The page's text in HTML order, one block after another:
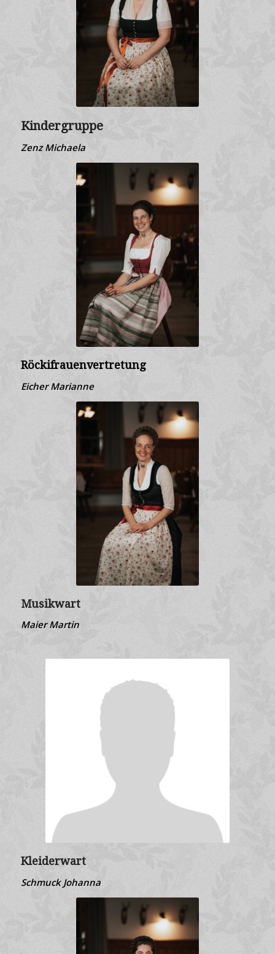
Kindergruppe
Zenz Michaela
Röckifrauenvertretung
Eicher Marianne
Musikwart
Maier Martin
Kleiderwart
Schmuck Johanna